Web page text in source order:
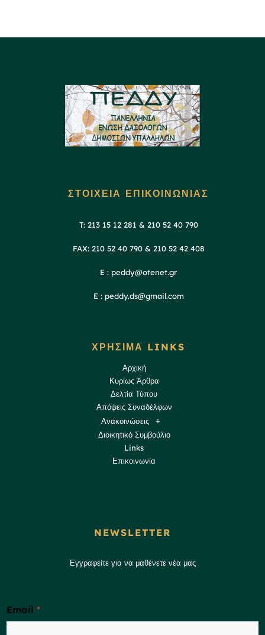
ΣΤΟΙΧΕΙΑ ΕΠΙΚΟΙΝΩΝΙΑΣ
T: 213 15 12 281 & 210 52 40 790
FAX: 210 52 40 790 & 210 52 42 408
E : peddy@otenet.gr
E : peddy.ds@gmail.com
ΧΡΗΣΙΜΑ LINKS
Αρχική
Κυρίως Άρθρα
Δελτία Τύπου
Απόψεις Συναδέλφων
Ανακοινώσεις
Διοικητικό Συμβούλιο
Links
Επικοινωνία
NEWSLETTER
Εγγραφείτε για να μαθένετε νέα μας
Email *